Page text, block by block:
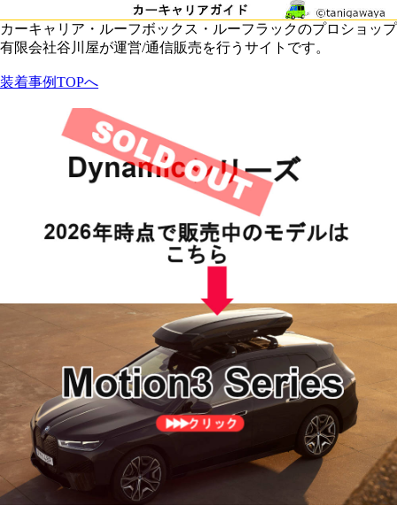
カーキャリア・ルーフボックス・ルーフラックのプロショップ
有限会社谷川屋が運営/通信販売を行うサイトです。
装着事例TOPへ